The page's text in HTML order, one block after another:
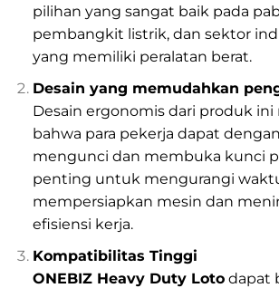
pilihan yang sangat baik pada
pembangkit listrik, dan sektor
yang memiliki peralatan berat.
Desain yang memudahkan
Desain ergonomis dari produk
bahwa para pekerja dapat
mengunci dan membuka kunci
penting untuk mengurangi
mempersiapkan mesin dan
efisiensi kerja.
Kompatibilitas Tinggi
ONEBIZ Heavy Duty Lotodapat